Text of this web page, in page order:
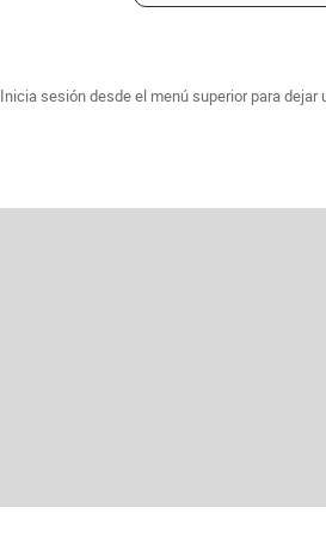
Inicia sesión desde el menú superior para dejar